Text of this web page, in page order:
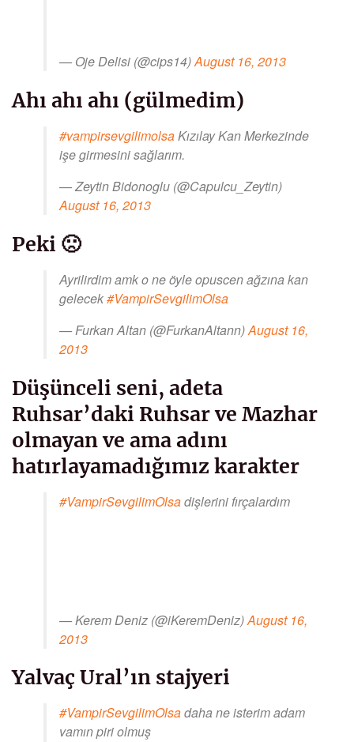
— Oje Delisi (@cips14)August 16, 2013
Ahı ahı ahı (gülmedim)
#vampirsevgilimolsaKızılay Kan Merkezinde
işe girmesini sağlarım.
— Zeytin Bidonoglu (@Capulcu_Zeytin)
August 16, 2013
Peki 🙁
Ayrilirdim amk o ne öyle opuscen ağzına kan
gelecek#VampirSevgilimOlsa
— Furkan Altan (@FurkanAltann)August 16,
2013
Düşünceli seni, adeta
Ruhsar’daki Ruhsar ve Mazhar
olmayan ve ama adını
hatırlayamadığımız karakter
#VampirSevgilimOlsadişlerini fırçalardım
— Kerem Deniz (@iKeremDeniz)August 16,
2013
Yalvaç Ural’ın stajyeri
#VampirSevgilimOlsadaha ne isterim adam
vamın piri olmuş